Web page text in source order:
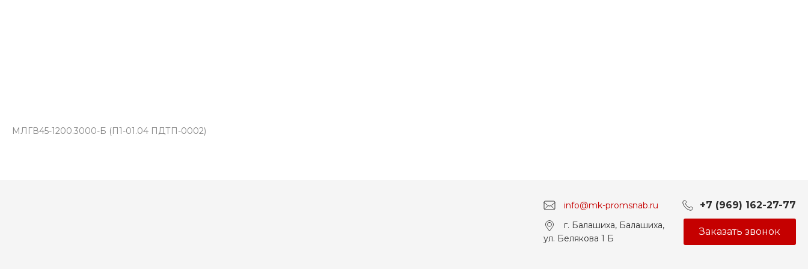
МЛГВ45-1200.3000-Б (П1-01.04 ПДТП-0002)
info@mk-promsnab.ru +7 (969) 162-27-77
г. Балашиха, Балашиха,
ул. Белякова 1 Б
Заказать звонок